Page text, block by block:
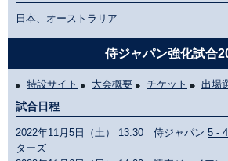
日本、オーストラリア
侍ジャパン強化試合
特設サイト 大会概要 チケット 出場
試合日程
2022年11月5日（土） 13:30 侍ジャパン 5 - 4
ターズ